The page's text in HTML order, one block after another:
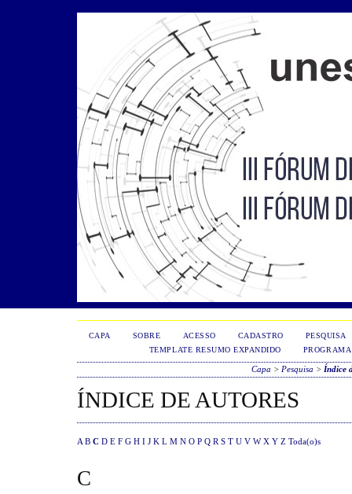
CAPA SOBRE ACESSO CADASTRO
PESQUISA
TEMPLATE RESUMO EXPANDIDO
PROGRAMA
Capa > Pesquisa > Índice
ÍNDICE DE AUTORES
A B C D E F G H I J K L M N O P Q R S T U V W X Y Z Toda(o)s
C